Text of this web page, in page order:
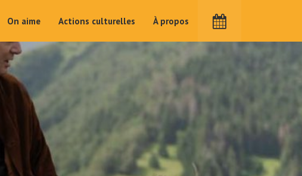
On aime Actions culturelles À propos